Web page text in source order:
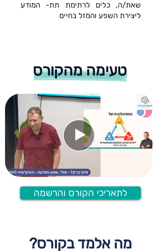
שאת/ה, כלים לרתימת תת- המודע
ליצירת השפע והמזל בחיים
טעימה מהקורס
לתאריכי הקורס והרשמה
מה אלמד בקורס?